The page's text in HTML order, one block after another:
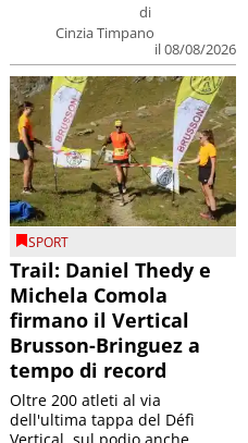
di
Cinzia Timpano
il 08/08/2026
SPORT
Trail: Daniel Thedy e
Michela Comola
firmano il Vertical
Brusson-Bringuez a
tempo di record
Oltre 200 atleti al via
dell'ultima tappa del Défì